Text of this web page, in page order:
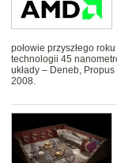
połowie przyszłego
technologii 45
układy – Deneb,
2008.